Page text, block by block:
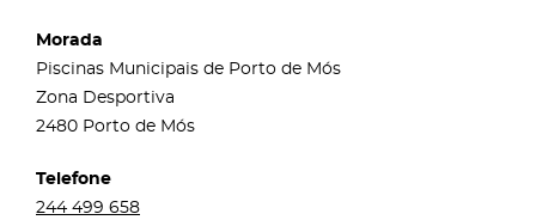
Morada
Piscinas Municipais de Porto de Mós
Zona Desportiva
2480 Porto de Mós
Telefone
244 499 658